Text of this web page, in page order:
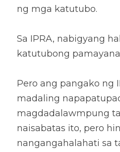
ng mga katutubo.
Sa IPRA, nabigyang
katutubong
Pero ang pangako ng
madaling
magdadalawmpung
naisabatas ito, pero
nangangahalahati sa